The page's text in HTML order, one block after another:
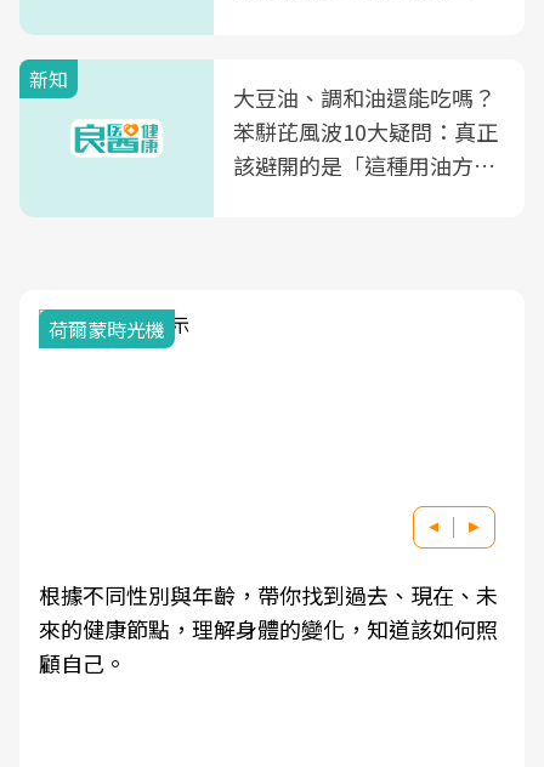
新知
大豆油、調和油還能吃嗎？
苯駢芘風波10大疑問：真正
該避開的是「這種用油方
荷爾蒙時光機
根據不同性別與年齡，帶你找到過去、現在、未
來的健康節點，理解身體的變化，知道該如何照
顧自己。